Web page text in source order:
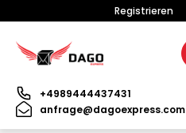
Registrieren
+4989444437431
anfrage@dagoexpress.com